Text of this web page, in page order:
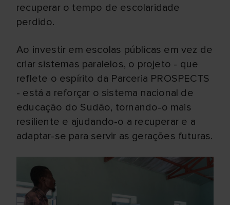
recuperar o tempo de escolaridade
perdido.
Ao investir em escolas públicas em vez de
criar sistemas paralelos, o projeto - que
reflete o espírito da Parceria PROSPECTS
- está a reforçar o sistema nacional de
educação do Sudão, tornando-o mais
resiliente e ajudando-o a recuperar e a
adaptar-se para servir as gerações futuras.